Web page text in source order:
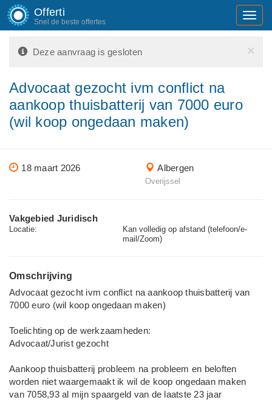
Offerti
Snel de beste offertes
×
Deze aanvraag is gesloten
Advocaat gezocht ivm conflict na
aankoop thuisbatterij van 7000 euro
(wil koop ongedaan maken)
18 maart 2026 Albergen
Overijssel
Vakgebied Juridisch
Locatie:
Kan volledig op afstand (telefoon/e-
mail/Zoom)
Omschrijving
Advocaat gezocht ivm conflict na aankoop thuisbatterij van
7000 euro (wil koop ongedaan maken)
Toelichting op de werkzaamheden:
Advocaat/Jurist gezocht
Aankoop thuisbatterij probleem na probleem en beloften
worden niet waargemaakt ik wil de koop ongedaan maken
van 7058,93 al mijn spaargeld van de laatste 23 jaar